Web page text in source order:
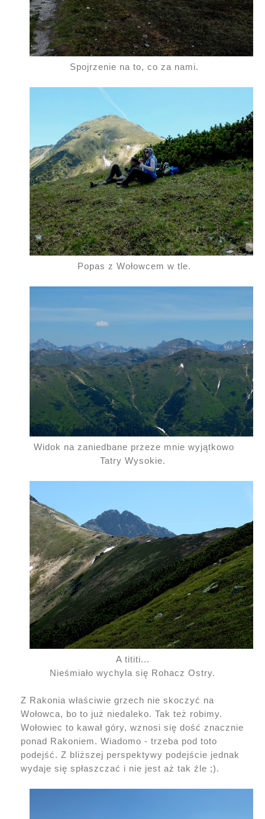
Spojrzenie na to, co za nami.
Popas z Wołowcem w tle.
Widok na zaniedbane przeze mnie wyjątkowo
Tatry Wysokie.
A tititi...
Nieśmiało wychyla się Rohacz Ostry.
Z Rakonia właściwie grzech nie skoczyć na
Wołowca, bo to już niedaleko. Tak też robimy.
Wołowiec to kawał góry, wznosi się dość znacznie
ponad Rakoniem. Wiadomo - trzeba pod toto
podejść. Z bliższej perspektywy podejście jednak
wydaje się spłaszczać i nie jest aż tak źle ;).